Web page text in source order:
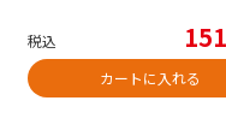
税込
カートに入れる